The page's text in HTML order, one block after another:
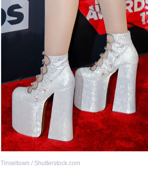
Tinseltown / Shutterstock.com